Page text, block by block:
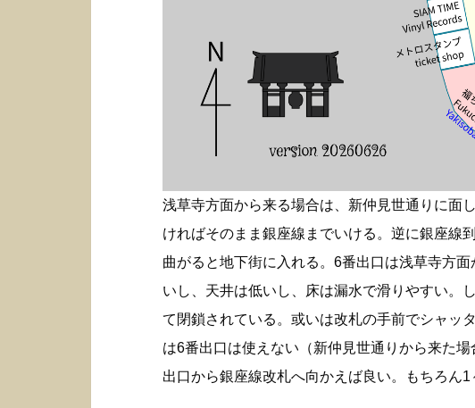
浅草寺方面から来る場合は、新仲見世通りに面
ければそのまま銀座線までいける。逆に銀座線
曲がると地下街に入れる。6番出口は浅草寺方
いし、天井は低いし、床は漏水で滑りやすい。
て閉鎖されている。或いは改札の手前でシャッ
は6番出口は使えない（新仲見世通りから来た
出口から銀座線改札へ向かえば良い。もちろん